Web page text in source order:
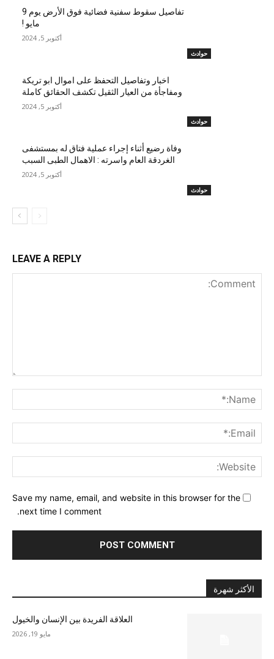
حوادث
تفاصيل سقوط سفنية فضائية فوق الأرض يوم 9
مايو !
أكتوبر 5, 2024
حوادث
اخبار وتفاصيل التحفظ على اموال ابو تريكة
ومفاجأة من العيار الثقيل تكشف الحقائق كاملة
أكتوبر 5, 2024
حوادث
وفاة رضيع أثناء إجراء عملية فتاق له بمستشفى
الغردقة العام واسرته : الاهمال الطبى السبب
أكتوبر 5, 2024
LEAVE A REPLY
Save my name, email, and website in this browser for the
next time I comment.
الأكثر شهرة
العلاقة الفريدة بين الإنسان والخيول
مايو 19, 2026